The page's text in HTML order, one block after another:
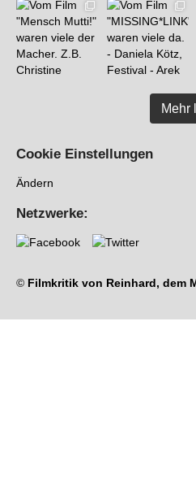
Cookie Einstellungen
Ändern
Netzwerke:
© Filmkritik von Reinhard, dem